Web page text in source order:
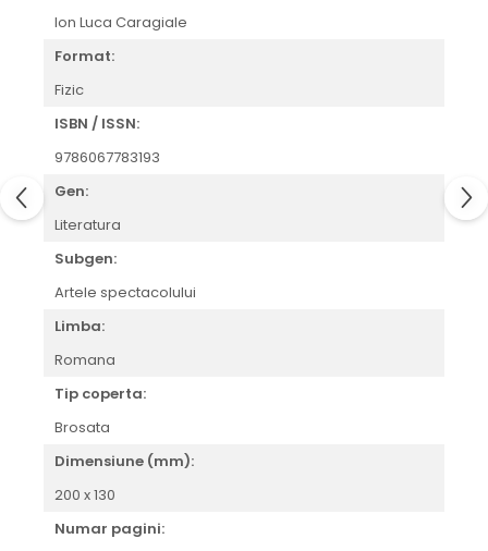
Ion Luca Caragiale
Format:
Fizic
ISBN / ISSN:
9786067783193
Gen:
Literatura
Subgen:
Artele spectacolului
Limba:
Romana
Tip coperta:
Brosata
Dimensiune (mm):
200 x 130
Numar pagini: